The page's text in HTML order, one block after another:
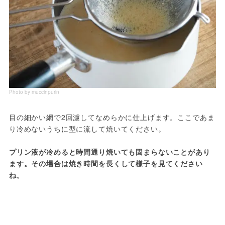
Photo by muccinpurin
目の細かい網で2回濾してなめらかに仕上げます。ここであま
り冷めないうちに型に流して焼いてください。
プリン液が冷めると時間通り焼いても固まらないことがあり
ます。その場合は焼き時間を長くして様子を見てください
ね。